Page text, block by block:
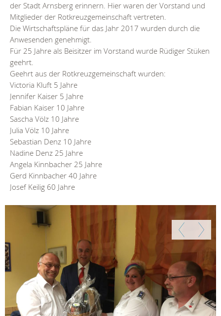
der Stadt Arnsberg erinnern. Hier waren der Vorstand und
Mitglieder der Rotkreuzgemeinschaft vertreten.
Die Wirtschaftspläne für das Jahr 2017 wurden durch die
Anwesenden genehmigt.
Für 25 Jahre als Beisitzer im Vorstand wurde Rüdiger Stüken
geehrt.
Geehrt aus der Rotkreuzgemeinschaft wurden:
Victoria Kluft 5 Jahre
Jennifer Kaiser 5 Jahre
Fabian Kaiser 10 Jahre
Sascha Völz 10 Jahre
Julia Völz 10 Jahre
Sebastian Denz 10 Jahre
Nadine Denz 25 Jahre
Angela Kinnbacher 25 Jahre
Gerd Kinnbacher 40 Jahre
Josef Keilig 60 Jahre
Zurück Weiter